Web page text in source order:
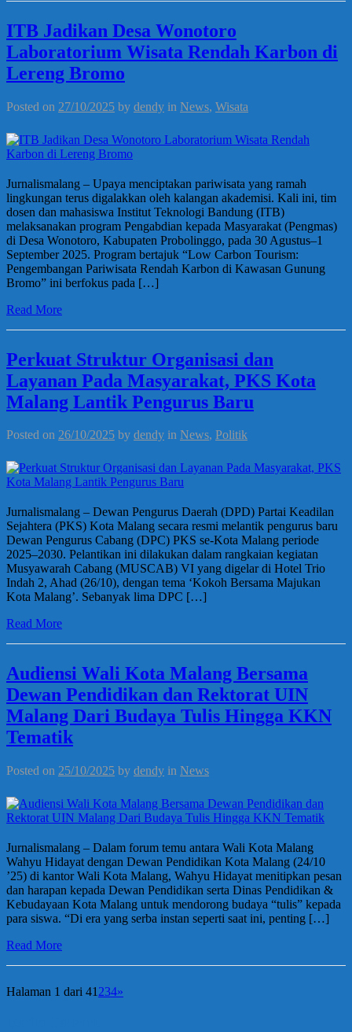
ITB Jadikan Desa Wonotoro
Laboratorium Wisata Rendah Karbon di
Lereng Bromo
Posted on 27/10/2025 by dendy in News, Wisata
Jurnalismalang – Upaya menciptakan pariwisata yang ramah
lingkungan terus digalakkan oleh kalangan akademisi. Kali ini, tim
dosen dan mahasiswa Institut Teknologi Bandung (ITB)
melaksanakan program Pengabdian kepada Masyarakat (Pengmas)
di Desa Wonotoro, Kabupaten Probolinggo, pada 30 Agustus–1
September 2025. Program bertajuk “Low Carbon Tourism:
Pengembangan Pariwisata Rendah Karbon di Kawasan Gunung
Bromo” ini berfokus pada […]
Read More
Perkuat Struktur Organisasi dan
Layanan Pada Masyarakat, PKS Kota
Malang Lantik Pengurus Baru
Posted on 26/10/2025 by dendy in News, Politik
Jurnalismalang – Dewan Pengurus Daerah (DPD) Partai Keadilan
Sejahtera (PKS) Kota Malang secara resmi melantik pengurus baru
Dewan Pengurus Cabang (DPC) PKS se-Kota Malang periode
2025–2030. Pelantikan ini dilakukan dalam rangkaian kegiatan
Musyawarah Cabang (MUSCAB) VI yang digelar di Hotel Trio
Indah 2, Ahad (26/10), dengan tema ‘Kokoh Bersama Majukan
Kota Malang’. Sebanyak lima DPC […]
Read More
Audiensi Wali Kota Malang Bersama
Dewan Pendidikan dan Rektorat UIN
Malang Dari Budaya Tulis Hingga KKN
Tematik
Posted on 25/10/2025 by dendy in News
Jurnalismalang – Dalam forum temu antara Wali Kota Malang
Wahyu Hidayat dengan Dewan Pendidikan Kota Malang (24/10
’25) di kantor Wali Kota Malang, Wahyu Hidayat menitipkan pesan
dan harapan kepada Dewan Pendidikan serta Dinas Pendidikan &
Kebudayaan Kota Malang untuk mendorong budaya “tulis” kepada
para siswa. “Di era yang serba instan seperti saat ini, penting […]
Read More
Halaman 1 dari 41 234»